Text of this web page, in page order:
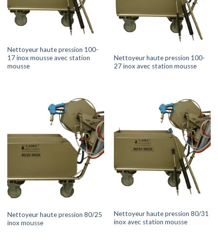
Nettoyeur haute pression 100-
17 inox mousse avec station
mousse
Nettoyeur haute pression 100-
27 inox avec station mousse
Nettoyeur haute pression 80/25
inox mousse
Nettoyeur haute pression 80/31
inox avec station mousse